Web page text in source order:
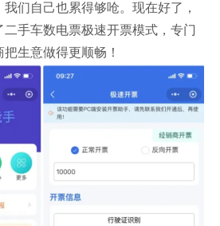
们自己也累得够呛。现在好了，
手车数电票极速开票模式，专门
生意做得更顺畅！